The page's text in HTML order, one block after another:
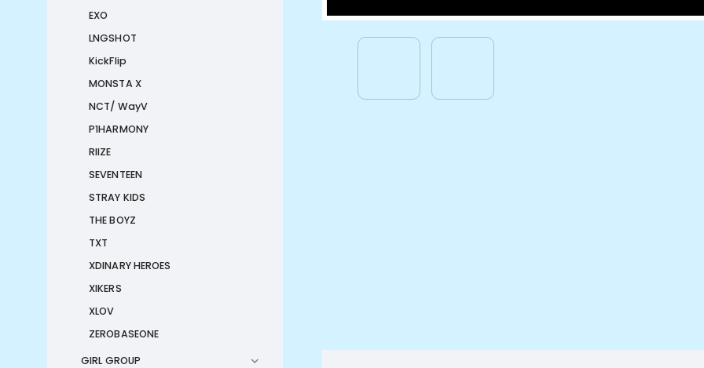
EXO
LNGSHOT
KickFlip
MONSTA X
NCT/ WayV
P1HARMONY
RIIZE
SEVENTEEN
STRAY KIDS
THE BOYZ
TXT
XDINARY HEROES
XIKERS
XLOV
ZEROBASEONE
GIRL GROUP